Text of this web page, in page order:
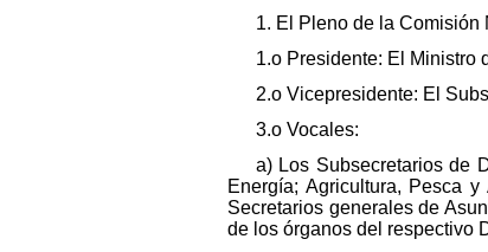
1. El Pleno de la Comisión
1.o Presidente: El Ministro
2.o Vicepresidente: El
3.o Vocales:
a) Los Subsecretarios de
Energía; Agricultura, Pesca
Secretarios generales de
de los órganos del respectivo